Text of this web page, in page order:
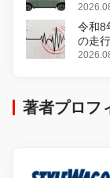
令和8
の走
著者プロフ